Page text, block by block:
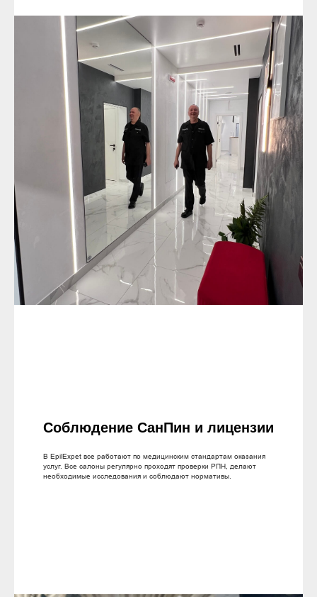
Соблюдение СанПин и лицензии
В EpilExpet все работают по медицинским стандартам оказания
услуг. Все салоны регулярно проходят проверки РПН, делают
необходимые исследования и соблюдают нормативы.